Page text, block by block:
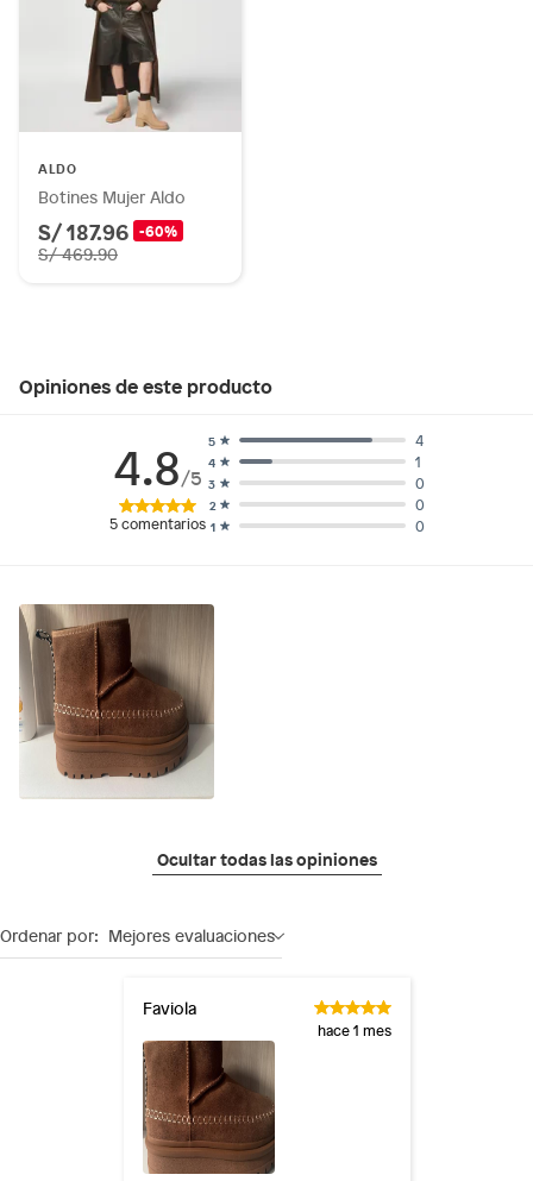
ALDO
Botines Mujer Aldo
S/ 187.96 -60%
S/ 469.90
Opiniones de este producto
4.8/5
5 comentarios 1 0
2 0
3 0
4 1
5 4
Ocultar todas las opiniones
Ordenar por: Mejores evaluaciones
Faviola
hace 1 mes